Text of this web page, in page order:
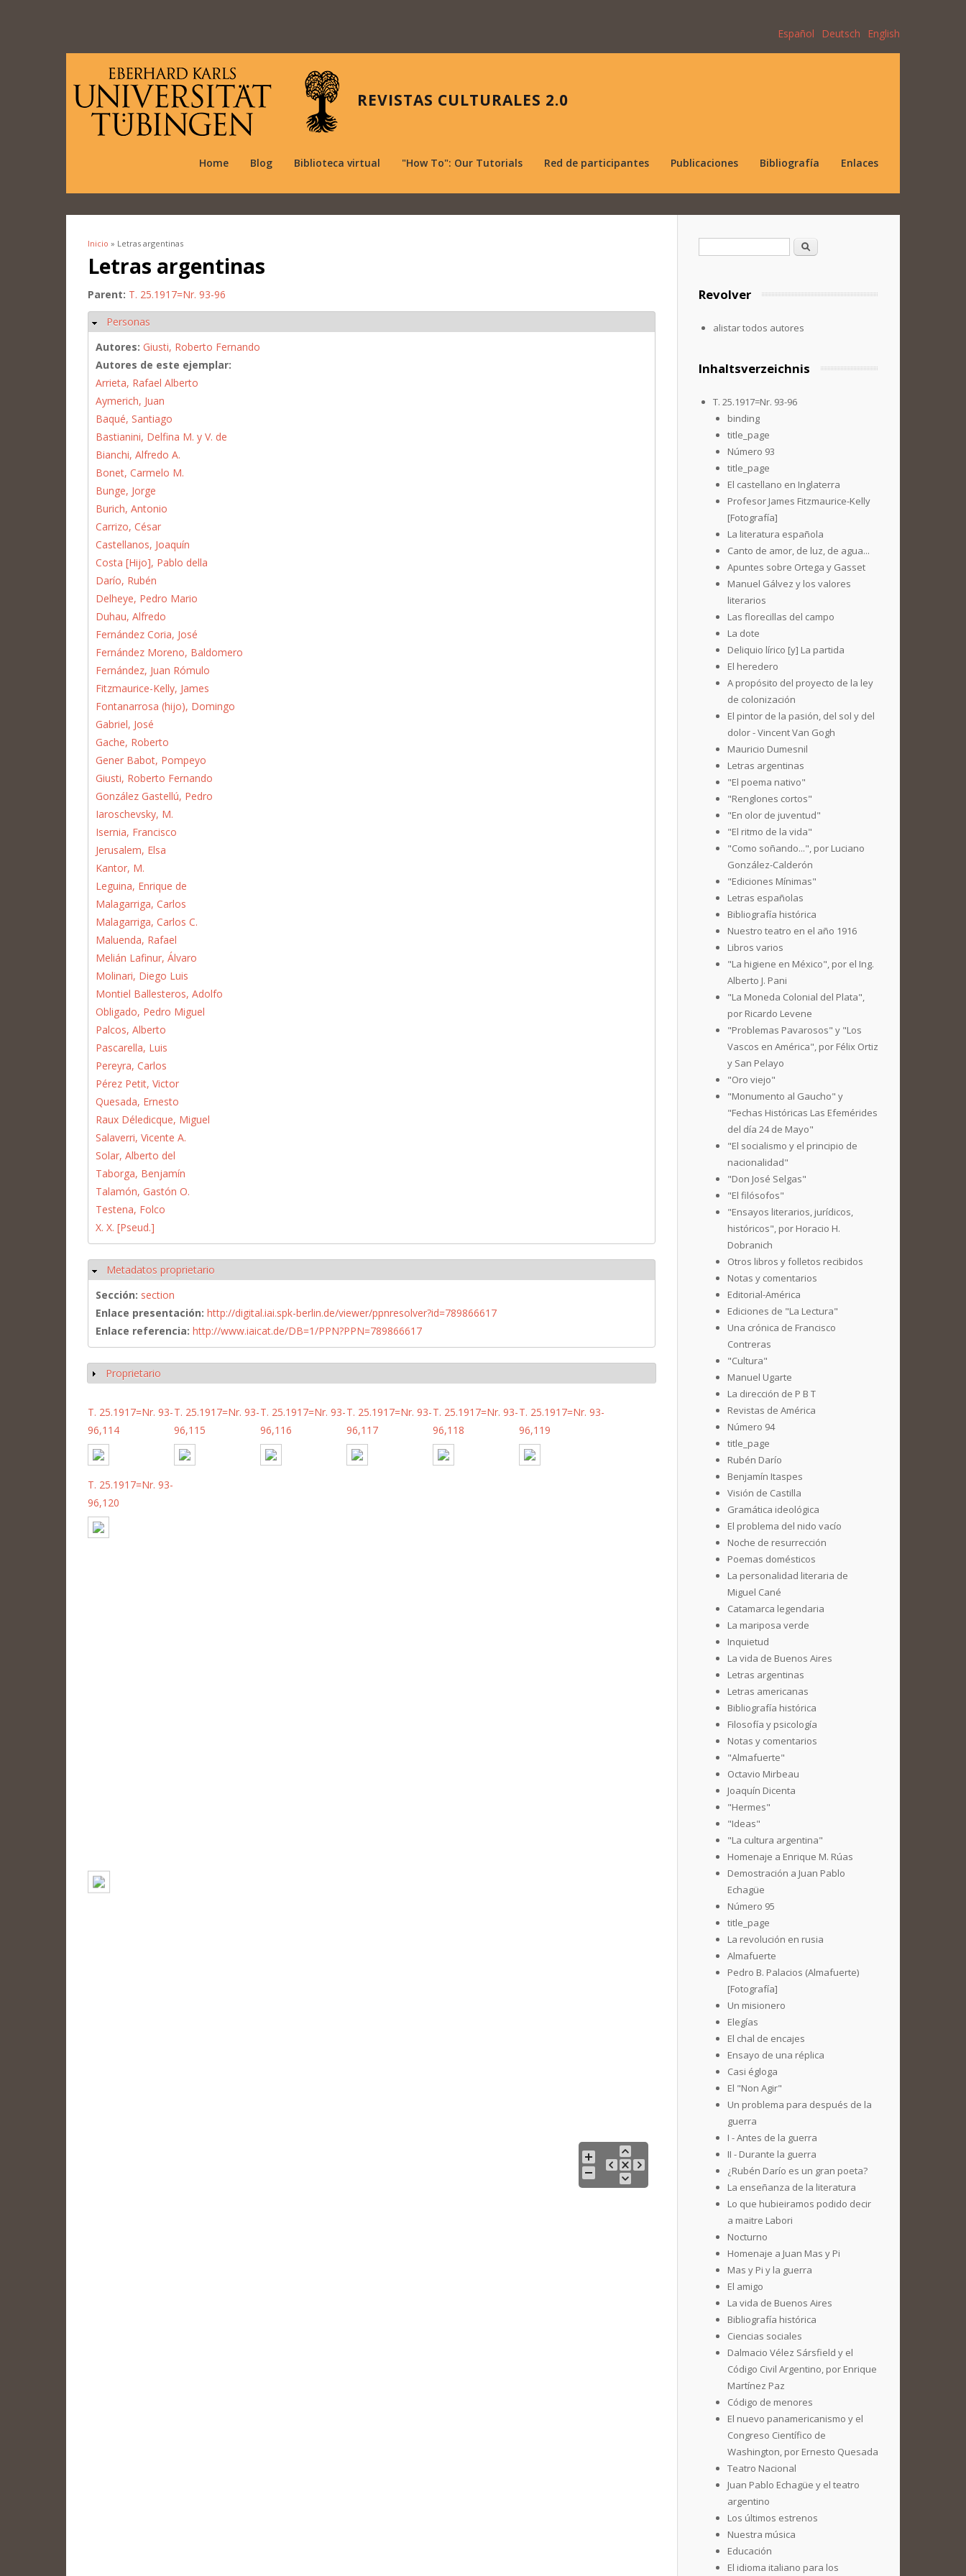
Español Deutsch English
REVISTAS CULTURALES 2.0
Home Blog Biblioteca virtual "How To": Our Tutorials Red de participantes Publicaciones Bibliografía Enlaces
Se encuentra usted aquí
Inicio » Letras argentinas
Letras argentinas
Parent: T. 25.1917=Nr. 93-96
Ocultar
Personas
Autores: Giusti, Roberto Fernando
Autores de este ejemplar:
Arrieta, Rafael Alberto
Aymerich, Juan
Baqué, Santiago
Bastianini, Delfina M. y V. de
Bianchi, Alfredo A.
Bonet, Carmelo M.
Bunge, Jorge
Burich, Antonio
Carrizo, César
Castellanos, Joaquín
Costa [Hijo], Pablo della
Darío, Rubén
Delheye, Pedro Mario
Duhau, Alfredo
Fernández Coria, José
Fernández Moreno, Baldomero
Fernández, Juan Rómulo
Fitzmaurice-Kelly, James
Fontanarrosa (hijo), Domingo
Gabriel, José
Gache, Roberto
Gener Babot, Pompeyo
Giusti, Roberto Fernando
González Gastellú, Pedro
Iaroschevsky, M.
Isernia, Francisco
Jerusalem, Elsa
Kantor, M.
Leguina, Enrique de
Malagarriga, Carlos
Malagarriga, Carlos C.
Maluenda, Rafael
Melián Lafinur, Álvaro
Molinari, Diego Luis
Montiel Ballesteros, Adolfo
Obligado, Pedro Miguel
Palcos, Alberto
Pascarella, Luis
Pereyra, Carlos
Pérez Petit, Victor
Quesada, Ernesto
Raux Déledicque, Miguel
Salaverri, Vicente A.
Solar, Alberto del
Taborga, Benjamín
Talamón, Gastón O.
Testena, Folco
X. X. [Pseud.]
Ocultar
Metadatos proprietario
Sección: section
Enlace presentación: http://digital.iai.spk-berlin.de/viewer/ppnresolver?id=789866617
Enlace referencia: http://www.iaicat.de/DB=1/PPN?PPN=789866617
Mostrar
Proprietario
T. 25.1917=Nr. 93-
96,114
T. 25.1917=Nr. 93-
96,115
T. 25.1917=Nr. 93-
96,116
T. 25.1917=Nr. 93-
96,117
T. 25.1917=Nr. 93-
96,118
T. 25.1917=Nr. 93-
96,119
T. 25.1917=Nr. 93-
96,120
Formulario de búsqueda
Buscar
Revolver
alistar todos autores
Inhaltsverzeichnis
T. 25.1917=Nr. 93-96
binding
title_page
Número 93
title_page
El castellano en Inglaterra
Profesor James Fitzmaurice-Kelly
[Fotografía]
La literatura española
Canto de amor, de luz, de agua...
Apuntes sobre Ortega y Gasset
Manuel Gálvez y los valores
literarios
Las florecillas del campo
La dote
Deliquio lírico [y] La partida
El heredero
A propósito del proyecto de la ley
de colonización
El pintor de la pasión, del sol y del
dolor - Vincent Van Gogh
Mauricio Dumesnil
Letras argentinas
"El poema nativo"
"Renglones cortos"
"En olor de juventud"
"El ritmo de la vida"
"Como soñando...", por Luciano
González-Calderón
"Ediciones Mínimas"
Letras españolas
Bibliografía histórica
Nuestro teatro en el año 1916
Libros varios
"La higiene en México", por el Ing.
Alberto J. Pani
"La Moneda Colonial del Plata",
por Ricardo Levene
"Problemas Pavarosos" y "Los
Vascos en América", por Félix Ortiz
y San Pelayo
"Oro viejo"
"Monumento al Gaucho" y
"Fechas Históricas Las Efemérides
del día 24 de Mayo"
"El socialismo y el principio de
nacionalidad"
"Don José Selgas"
"El filósofos"
"Ensayos literarios, jurídicos,
históricos", por Horacio H.
Dobranich
Otros libros y folletos recibidos
Notas y comentarios
Editorial-América
Ediciones de "La Lectura"
Una crónica de Francisco
Contreras
"Cultura"
Manuel Ugarte
La dirección de P B T
Revistas de América
Número 94
title_page
Rubén Darío
Benjamín Itaspes
Visión de Castilla
Gramática ideológica
El problema del nido vacío
Noche de resurrección
Poemas domésticos
La personalidad literaria de
Miguel Cané
Catamarca legendaria
La mariposa verde
Inquietud
La vida de Buenos Aires
Letras argentinas
Letras americanas
Bibliografía histórica
Filosofía y psicología
Notas y comentarios
"Almafuerte"
Octavio Mirbeau
Joaquín Dicenta
"Hermes"
"Ideas"
"La cultura argentina"
Homenaje a Enrique M. Rúas
Demostración a Juan Pablo
Echagüe
Número 95
title_page
La revolución en rusia
Almafuerte
Pedro B. Palacios (Almafuerte)
[Fotografía]
Un misionero
Elegías
El chal de encajes
Ensayo de una réplica
Casi égloga
El "Non Agir"
Un problema para después de la
guerra
I - Antes de la guerra
II - Durante la guerra
¿Rubén Darío es un gran poeta?
La enseñanza de la literatura
Lo que hubieiramos podido decir
a maitre Labori
Nocturno
Homenaje a Juan Mas y Pi
Mas y Pi y la guerra
El amigo
La vida de Buenos Aires
Bibliografía histórica
Ciencias sociales
Dalmacio Vélez Sársfield y el
Código Civil Argentino, por Enrique
Martínez Paz
Código de menores
El nuevo panamericanismo y el
Congreso Científico de
Washington, por Ernesto Quesada
Teatro Nacional
Juan Pablo Echagüe y el teatro
argentino
Los últimos estrenos
Nuestra música
Educación
El idioma italiano para los